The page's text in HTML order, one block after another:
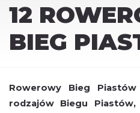
12
BIEG
Rowerowy Bieg
rodzajów Biegu